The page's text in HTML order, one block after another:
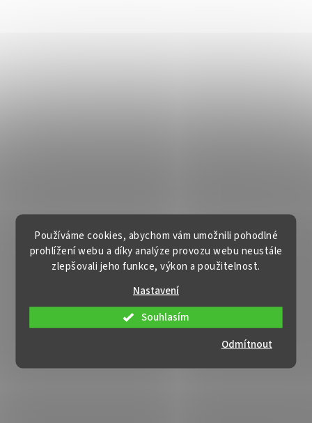
Používáme cookies, abychom vám umožnili pohodlné
prohlížení webu a díky analýze provozu webu neustále
zlepšovali jeho funkce, výkon a použitelnost.
Nastavení
Odmítnout
Souhlasím